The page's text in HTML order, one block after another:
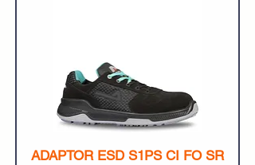
ADAPTOR ESD S1PS CI FO SR